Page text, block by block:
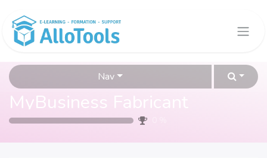
Nav
MyBusiness Fabricant